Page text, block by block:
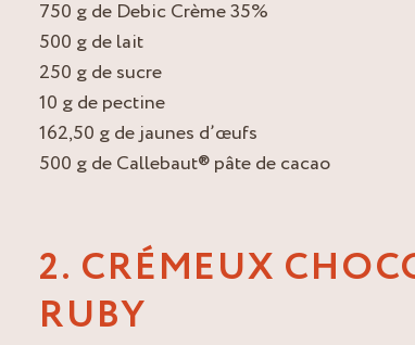
750 g de Debic Crème 35%
500 g de lait
250 g de sucre
10 g de pectine
162,50 g de jaunes d’œufs
500 g de Callebaut® pâte de cacao
2. CRÉMEUX
RUBY